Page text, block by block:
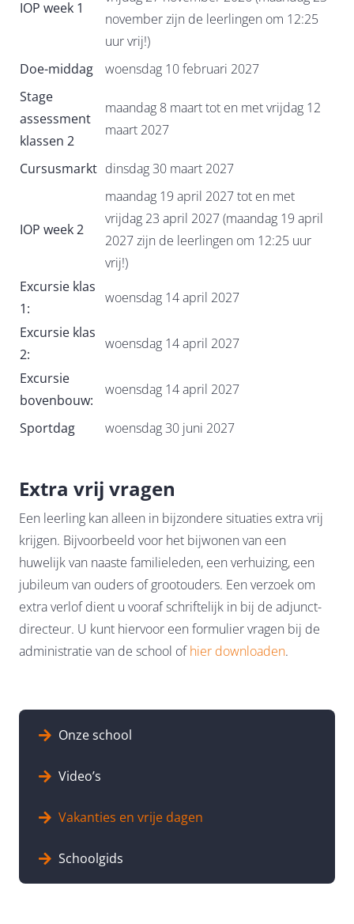
IOP week 1
november zijn de leerlingen om 12:25
uur vrij!)
Doe-middag
woensdag 10 februari 2027
Stage
assessment
klassen 2
maandag 8 maart tot en met vrijdag 12
maart 2027
Cursusmarkt dinsdag 30 maart 2027
IOP week 2
maandag 19 april 2027 tot en met
vrijdag 23 april 2027 (maandag 19 april
2027 zijn de leerlingen om 12:25 uur
vrij!)
Excursie klas
1:
woensdag 14 april 2027
Excursie klas
2:
woensdag 14 april 2027
Excursie
bovenbouw:
woensdag 14 april 2027
Sportdag woensdag 30 juni 2027
Extra vrij vragen
Een leerling kan alleen in bijzondere situaties extra vrij
krijgen. Bijvoorbeeld voor het bijwonen van een
huwelijk van naaste familieleden, een verhuizing, een
jubileum van ouders of grootouders. Een verzoek om
extra verlof dient u vooraf schriftelijk in bij de adjunct-
directeur. U kunt hiervoor een formulier vragen bij de
administratie van de school ofhier downloaden.
Onze school
Video’s
Vakanties en vrije dagen
Schoolgids